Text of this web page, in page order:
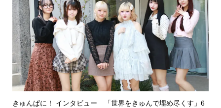
きゅんぱに！ インタビュー 「世界をきゅんで埋め尽くす」6